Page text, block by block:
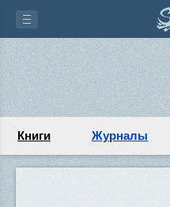
Книги Журналы